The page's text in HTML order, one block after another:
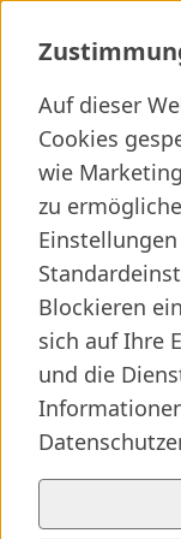
Auf dieser
Cookies
wie
zu
Blockieren
sich auf Ihre
und die
Ich suche ...
Wichtige Links
Kliniken finden
SALK-Startseite /
Vorlesen